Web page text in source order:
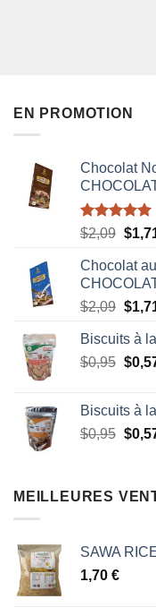
EN PROMOTION
Chocolat
Note5.00
$2,09 Le
initial
était :
$
Chocolat
$2,09 Le
initial
était :
$
Biscuits à
$0,95 Le
était :
$
Biscuits à
$0,95 Le
était :
$
MEILLEURES
SAWA
1,70 €